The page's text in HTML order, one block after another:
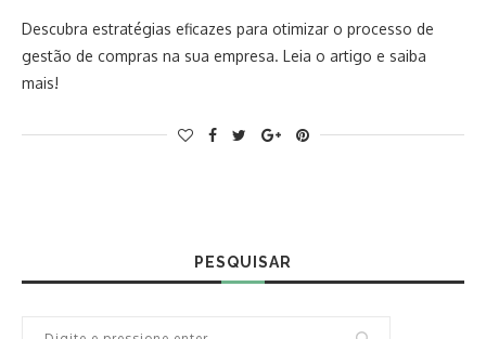
Descubra estratégias eficazes para otimizar o processo de
gestão de compras na sua empresa. Leia o artigo e saiba
mais!
PESQUISAR